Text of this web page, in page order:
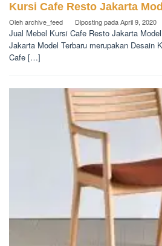
Kursi Cafe Resto Jakarta
Oleharchive_feed Diposting padaApril 9, 2020
Jual Mebel Kursi Cafe Resto Jakarta
Jakarta Model Terbaru merupakan Desain
Cafe […]